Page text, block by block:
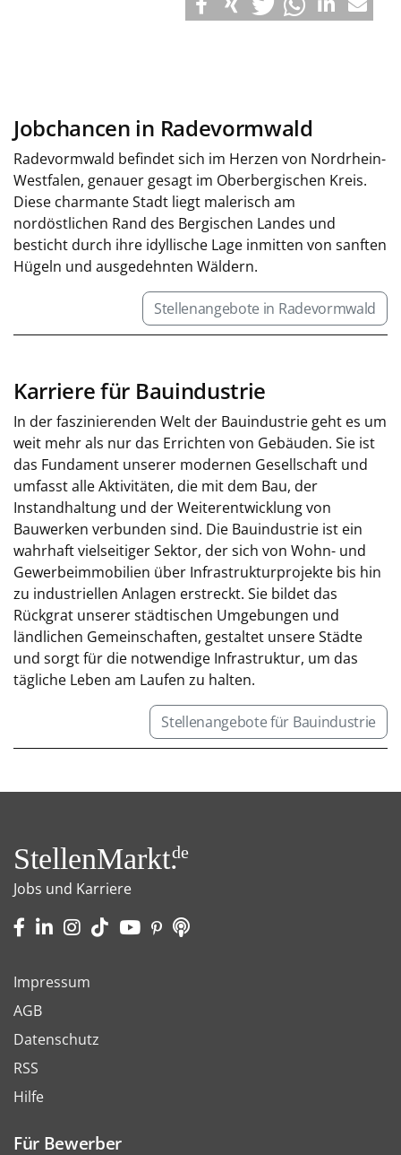
Jobchancen in Radevormwald
Radevormwald befindet sich im Herzen von Nordrhein-
Westfalen, genauer gesagt im Oberbergischen Kreis.
Diese charmante Stadt liegt malerisch am
nordöstlichen Rand des Bergischen Landes und
besticht durch ihre idyllische Lage inmitten von sanften
Hügeln und ausgedehnten Wäldern.
Stellenangebote in Radevormwald
Karriere für Bauindustrie
In der faszinierenden Welt der Bauindustrie geht es um
weit mehr als nur das Errichten von Gebäuden. Sie ist
das Fundament unserer modernen Gesellschaft und
umfasst alle Aktivitäten, die mit dem Bau, der
Instandhaltung und der Weiterentwicklung von
Bauwerken verbunden sind. Die Bauindustrie ist ein
wahrhaft vielseitiger Sektor, der sich von Wohn- und
Gewerbeimmobilien über Infrastrukturprojekte bis hin
zu industriellen Anlagen erstreckt. Sie bildet das
Rückgrat unserer städtischen Umgebungen und
ländlichen Gemeinschaften, gestaltet unsere Städte
und sorgt für die notwendige Infrastruktur, um das
tägliche Leben am Laufen zu halten.
Stellenangebote für Bauindustrie
StellenMarkt.de
Jobs und Karriere
Impressum
AGB
Datenschutz
RSS
Hilfe
Für Bewerber